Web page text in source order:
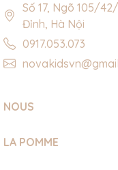
Số 17, Ngõ 105/
Đỉnh, Hà Nội
0917.053.073
NOUS
LA POMME